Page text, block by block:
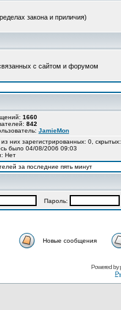
закона и приличия)
с сайтом и форумом
1660
842
JamieMon
, из них зарегистрированных: 0,
было 04/08/2006 09:03
Нет
за последние пять минут
Пароль:
Новые сообщения
Powered by